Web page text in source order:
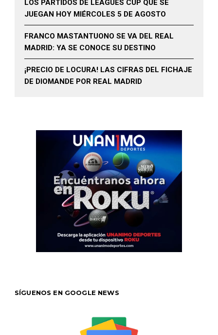
LOS PARTIDOS DE LEAGUES CUP QUE SE
JUEGAN HOY MIÉRCOLES 5 DE AGOSTO
FRANCO MASTANTUONO SE VA DEL REAL
MADRID: YA SE CONOCE SU DESTINO
¡PRECIO DE LOCURA! LAS CIFRAS DEL FICHAJE
DE DIOMANDE POR REAL MADRID
SÍGUENOS EN GOOGLE NEWS